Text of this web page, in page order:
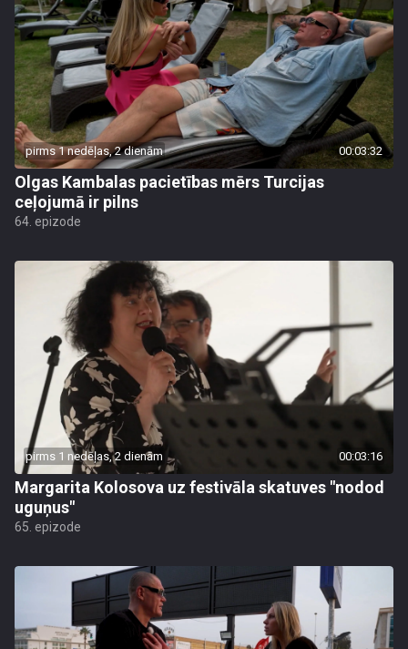
pirms 1 nedēļas, 2 dienām 00:03:32
Olgas Kambalas pacietības mērs Turcijas
ceļojumā ir pilns
64. epizode
pirms 1 nedēļas, 2 dienām 00:03:16
Margarita Kolosova uz festivāla skatuves "nodod
uguņus"
65. epizode